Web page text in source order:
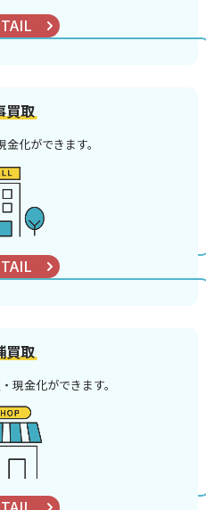
買取
化ができます。
買取
現金化ができます。